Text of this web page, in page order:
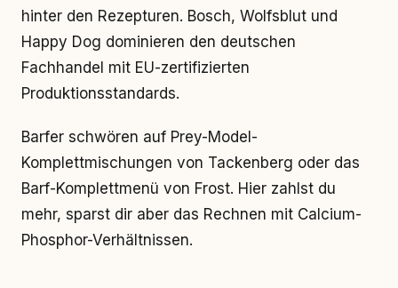
hinter den Rezepturen. Bosch, Wolfsblut und
Happy Dog dominieren den deutschen
Fachhandel mit EU-zertifizierten
Produktionsstandards.
Barfer schwören auf Prey-Model-
Komplettmischungen von Tackenberg oder das
Barf-Komplettmenü von Frost. Hier zahlst du
mehr, sparst dir aber das Rechnen mit Calcium-
Phosphor-Verhältnissen.